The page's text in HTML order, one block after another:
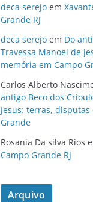
deca serejo em
Grande RJ
deca serejo em Do
Travessa Manoel de
memória em Campo
Carlos Alberto
antigo Beco dos
Jesus: terras,
Grande
Rosania Da silva Rios
Campo Grande RJ
Arquivo